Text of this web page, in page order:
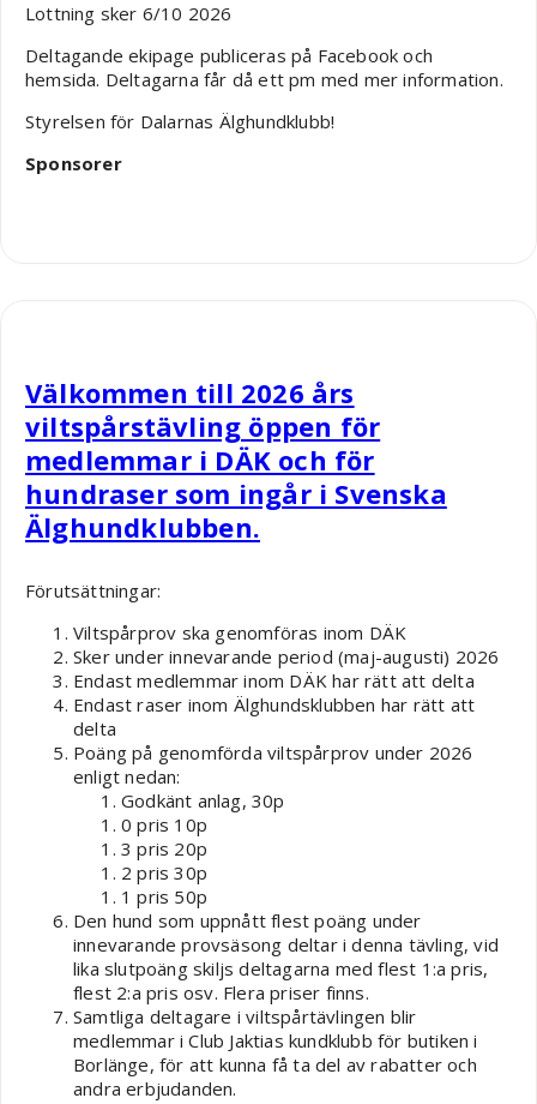
Lottning sker 6/10 2026
Deltagande ekipage publiceras på Facebook och
hemsida. Deltagarna får då ett pm med mer information.
Styrelsen för Dalarnas Älghundklubb!
Sponsorer
Välkommen till 2026 års
viltspårstävling öppen för
medlemmar i DÄK och för
hundraser som ingår i Svenska
Älghundklubben.
Förutsättningar:
Viltspårprov ska genomföras inom DÄK
Sker under innevarande period (maj-augusti) 2026
Endast medlemmar inom DÄK har rätt att delta
Endast raser inom Älghundsklubben har rätt att
delta
Poäng på genomförda viltspårprov under 2026
enligt nedan:
Godkänt anlag, 30p
0 pris 10p
3 pris 20p
2 pris 30p
1 pris 50p
Den hund som uppnått flest poäng under
innevarande provsäsong deltar i denna tävling, vid
lika slutpoäng skiljs deltagarna med flest 1:a pris,
flest 2:a pris osv. Flera priser finns.
Samtliga deltagare i viltspårtävlingen blir
medlemmar i Club Jaktias kundklubb för butiken i
Borlänge, för att kunna få ta del av rabatter och
andra erbjudanden.